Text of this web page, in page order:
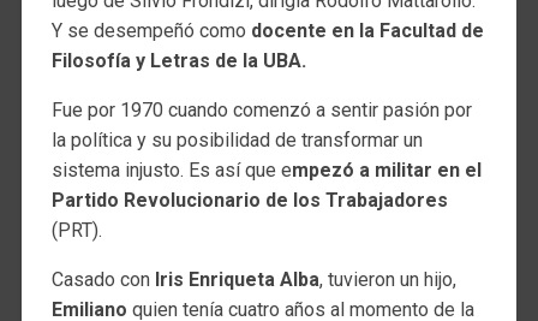
Y se desempeñó como docente en la Facultad de
Filosofía y Letras de la UBA.
Fue por 1970 cuando comenzó a sentir pasión por
la política y su posibilidad de transformar un
sistema injusto. Es así que empezó a militar en el
Partido Revolucionario de los Trabajadores
(PRT).
Casado con Iris Enriqueta Alba, tuvieron un hijo,
Emiliano quien tenía cuatro años al momento de la